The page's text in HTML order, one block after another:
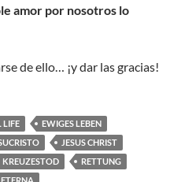
amor por nosotros lo
de ello… ¡y dar las gracias!
LIFE
EWIGES LEBEN
JESUS CHRIST
KREUZESTOD
RETTUNG